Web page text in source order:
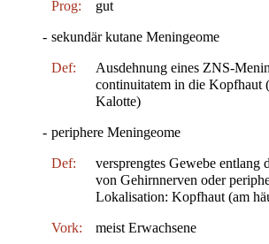
Prog: gut
- sekundär kutane Meningeome
Def:
Ausdehnung eines ZNS-
continuitatem in die Kopfhaut
Kalotte)
- periphere Meningeome
Def:
versprengtes Gewebe entlang
von Gehirnnerven oder
Lokalisation: Kopfhaut (am
Vork: meist Erwachsene